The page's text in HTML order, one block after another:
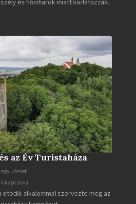
és hóviharok miatt korlátozzák.
az Év Turistaháza
József
kikapcsolva
ötödik alkalommal szervezte meg az